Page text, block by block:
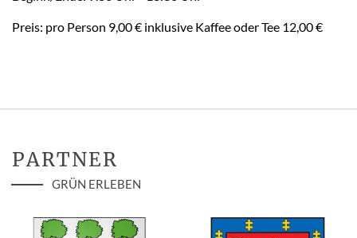
Preis: pro Person 9,00 € inklusive Kaffee oder Tee 12,00 €
PARTNER
GRÜN ERLEBEN